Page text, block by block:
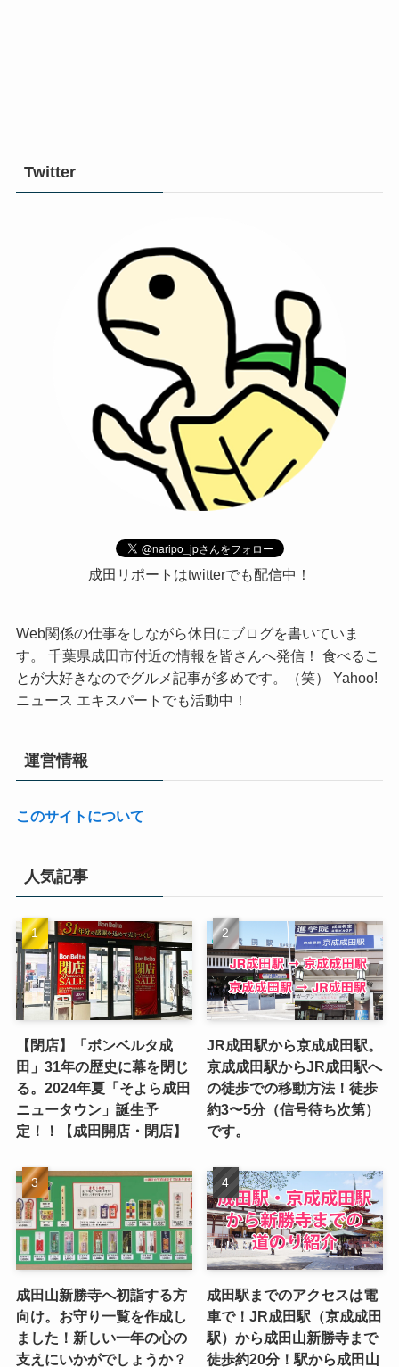
Twitter
成田リポートはtwitterでも配信中！
Web関係の仕事をしながら休日にブログを書いていま
す。 千葉県成田市付近の情報を皆さんへ発信！ 食べるこ
とが大好きなのでグルメ記事が多めです。（笑） Yahoo!
ニュース エキスパートでも活動中！
運営情報
このサイトについて
人気記事
【閉店】「ボンベルタ成
田」31年の歴史に幕を閉じ
る。2024年夏「そよら成田
ニュータウン」誕生予
定！！【成田開店・閉店】
JR成田駅から京成成田駅。
京成成田駅からJR成田駅へ
の徒歩での移動方法！徒歩
約3〜5分（信号待ち次第）
です。
成田山新勝寺へ初詣する方
向け。お守り一覧を作成し
ました！新しい一年の心の
支えにいかがでしょうか？
成田駅までのアクセスは電
車で！JR成田駅（京成成田
駅）から成田山新勝寺まで
徒歩約20分！駅から成田山